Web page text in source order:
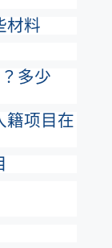
材料
多少
籍项目在